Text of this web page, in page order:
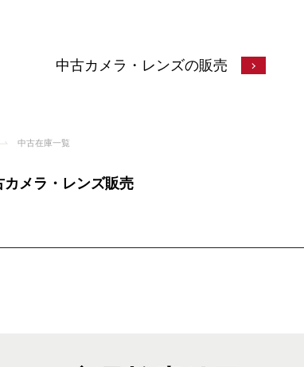
中古カメラ・レンズの販売
中古在庫一覧
メラ・レンズ販売